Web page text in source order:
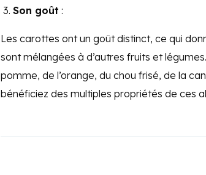
Son goût :
Les carottes ont un goût distinct, ce qui
sont mélangées à d’autres fruits et
pomme, de l’orange, du chou frisé, de la
bénéficiez des multiples propriétés de ces